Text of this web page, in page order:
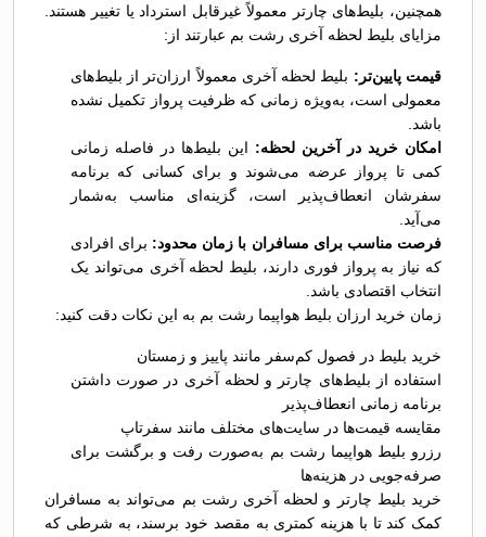
همچنین، بلیط‌های چارتر معمولاً غیرقابل استرداد یا تغییر هستند.
مزایای بلیط لحظه آخری رشت بم عبارتند از:
قیمت پایین‌تر: بلیط لحظه آخری معمولاً ارزان‌تر از بلیط‌های
معمولی است، به‌ویژه زمانی که ظرفیت پرواز تکمیل نشده
باشد.
امکان خرید در آخرین لحظه: این بلیط‌ها در فاصله زمانی
کمی تا پرواز عرضه می‌شوند و برای کسانی که برنامه
سفرشان انعطاف‌پذیر است، گزینه‌ای مناسب به‌شمار
می‌آید.
فرصت مناسب برای مسافران با زمان محدود: برای افرادی
که نیاز به پرواز فوری دارند، بلیط لحظه آخری می‌تواند یک
انتخاب اقتصادی باشد.
زمان خرید ارزان بلیط هواپیما رشت بم به این نکات دقت کنید:
خرید بلیط در فصول کم‌سفر مانند پاییز و زمستان
استفاده از بلیط‌های چارتر و لحظه آخری در صورت داشتن
برنامه زمانی انعطاف‌پذیر
مقایسه قیمت‌ها در سایت‌های مختلف مانند سفرتاپ
رزرو بلیط هواپیما رشت بم به‌صورت رفت و برگشت برای
صرفه‌جویی در هزینه‌ها
خرید بلیط چارتر و لحظه آخری رشت بم می‌تواند به مسافران
کمک کند تا با هزینه کمتری به مقصد خود برسند، به شرطی که